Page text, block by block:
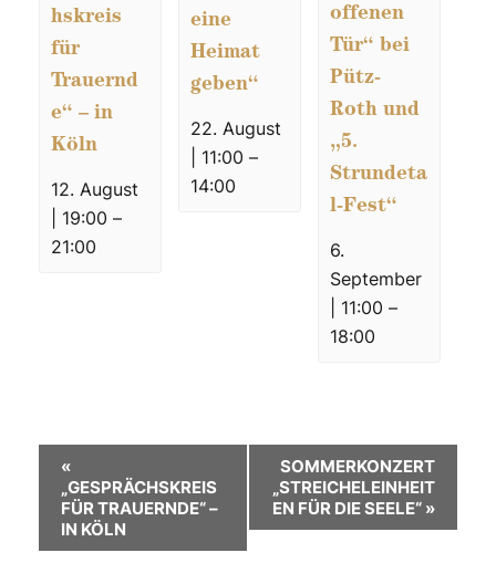
hskreis
für
Trauernd
e“ – in
Köln
12. August
| 19:00 –
21:00
eine
Heimat
geben“
22. August
| 11:00 –
14:00
offenen
Tür“ bei
Pütz-
Roth und
„5.
Strundeta
l-Fest“
6.
September
| 11:00 –
18:00
r
«
„GESPRÄCHSKREIS
FÜR TRAUERNDE“ –
IN KÖLN
SOMMERKONZERT
„STREICHELEINHEIT
EN FÜR DIE SEELE“ »